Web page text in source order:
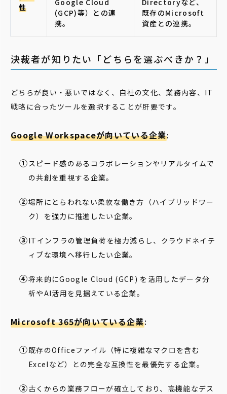
性
Google Cloud
(GCP)等）との連
携。
Directoryなど、
既存のMicrosoft
資産との連携。
決裁者が知りたい「どちらを選ぶべきか？」
どちらが良い・悪いではなく、自社の文化、業務内容、IT
戦略に合ったツールを選択することが肝要です。
Google Workspaceが向いている企業:
スピード感のあるコラボレーションやリアルタイムで
の共創を重視する企業。
場所にとらわれない柔軟な働き方（ハイブリッドワー
ク）を強力に推進したい企業。
ITインフラの管理負荷を極力減らし、クラウドネイテ
ィブな環境へ移行したい企業。
将来的にGoogle Cloud (GCP) を活用したデータ分
析やAI活用を見据えている企業。
Microsoft 365が向いている企業:
既存のOfficeファイル（特に複雑なマクロを含む
Excelなど）との完全な互換性を最優先する企業。
古くからの業務フローが確立しており、高機能なデス